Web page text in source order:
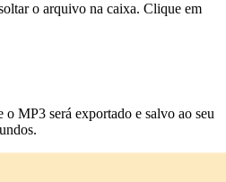
o arquivo na caixa. Clique em
MP3 será exportado e salvo ao seu